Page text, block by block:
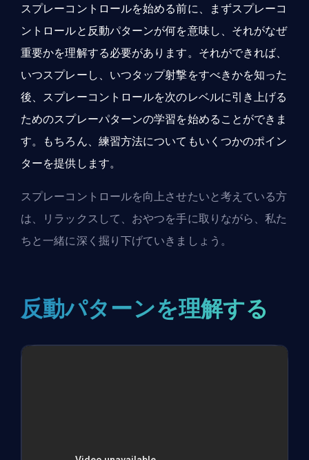
スプレーコントロールを始める前に、まずスプレーコ
ントロールと反動パターンが何を意味し、それがなぜ
重要かを理解する必要があります。それができれば、
いつスプレーし、いつタップ射撃をすべきかを知った
後、スプレーコントロールを次のレベルに引き上げる
ためのスプレーパターンの学習を始めることができま
す。もちろん、練習方法についてもいくつかのポイン
ターを提供します。
スプレーコントロールを向上させたいと考えている方
は、リラックスして、おやつを手に取りながら、私た
ちと一緒に深く掘り下げていきましょう。
反動パターンを理解する